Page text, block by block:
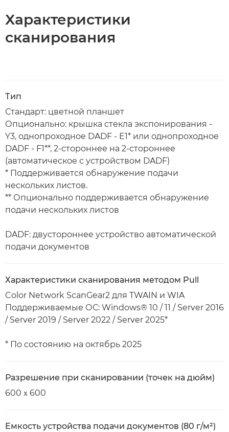
Характеристики
сканирования
Тип
Стандарт: цветной планшет
Опционально: крышка стекла экспонирования -
Y3, однопроходное DADF - E1* или однопроходное
DADF - F1**, 2-стороннее на 2-стороннее
(автоматическое с устройством DADF)
* Поддерживается обнаружение подачи
нескольких листов.
** Опционально поддерживается обнаружение
подачи нескольких листов
DADF: двустороннее устройство автоматической
подачи документов
Характеристики сканирования методом Pull
Color Network ScanGear2 для TWAIN и WIA
Поддерживаемые ОС: Windows® 10 / 11 / Server 2016
/ Server 2019 / Server 2022 / Server 2025*
* По состоянию на октябрь 2025
Разрешение при сканировании (точек на дюйм)
600ｘ600
Емкость устройства подачи документов (80 г/м²)